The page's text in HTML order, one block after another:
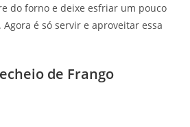
do forno e deixe esfriar um pouco
é só servir e aproveitar essa
de Frango